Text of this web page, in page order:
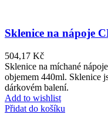
Sklenice na nápoje
504,17 Kč
Sklenice na míchané
objemem 440ml. Sklenice
dárkovém balení.
Add to wishlist
Přidat do košíku